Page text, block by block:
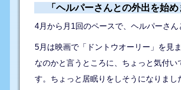
「ヘルパーさんとの外出を始
4月から月1回のペースで、ヘルパーさん
5月は映画で「ドントウオーリー」を見
なのかと言うところに、ちょっと気付
す。ちょっと居眠りをしそうになりま